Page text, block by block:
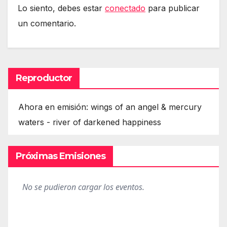
Lo siento, debes estar conectado para publicar
un comentario.
Reproductor
Ahora en emisión: wings of an angel & mercury
waters - river of darkened happiness
Próximas Emisiones